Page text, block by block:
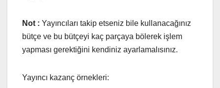
Not : Yayıncıları takip etseniz bile kullanacağınız
bütçe ve bu bütçeyi kaç parçaya bölerek işlem
yapması gerektiğini kendiniz ayarlamalısınız.
Yayıncı kazanç örnekleri: